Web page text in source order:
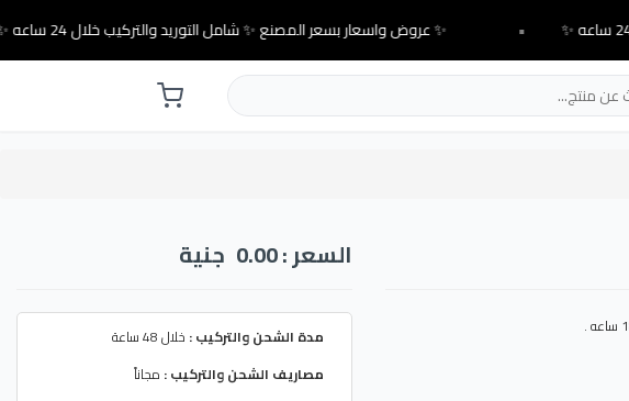
✨ عروض واسعار بسعر المصنع ✨ شامل التوريد والتركيب خلال 24 ساعه ✨ •
السعر : 0.00 جنية
مدة الشحن والتركيب : خلال 48 ساعة
مصاريف الشحن والتركيب : مجاناً